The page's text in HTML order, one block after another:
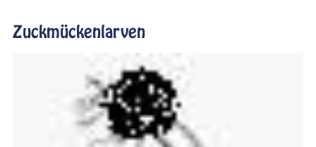
Zuckmückenlarven